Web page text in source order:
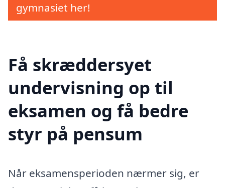
gymnasiet her!
Få skræddersyet
undervisning op til
eksamen og få bedre
styr på pensum
Når eksamensperioden nærmer sig, er